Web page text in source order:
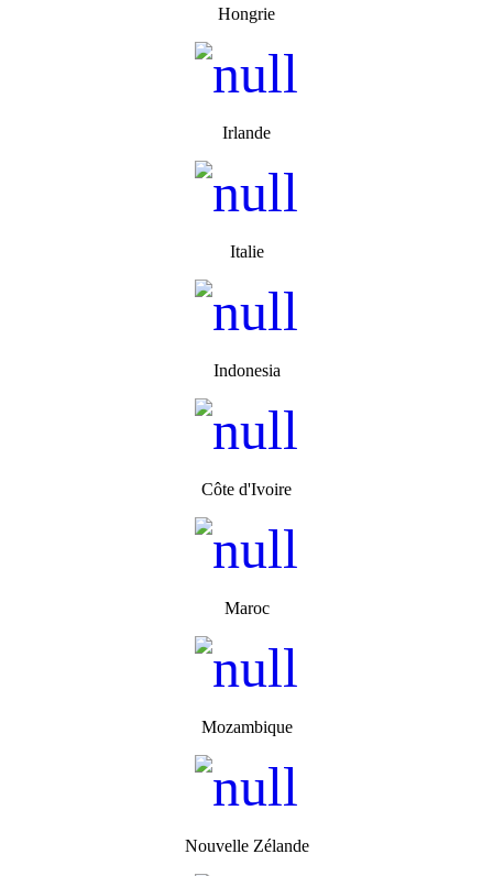
Hongrie
Irlande
Italie
Indonesia
Côte d'Ivoire
Maroc
Mozambique
Nouvelle Zélande